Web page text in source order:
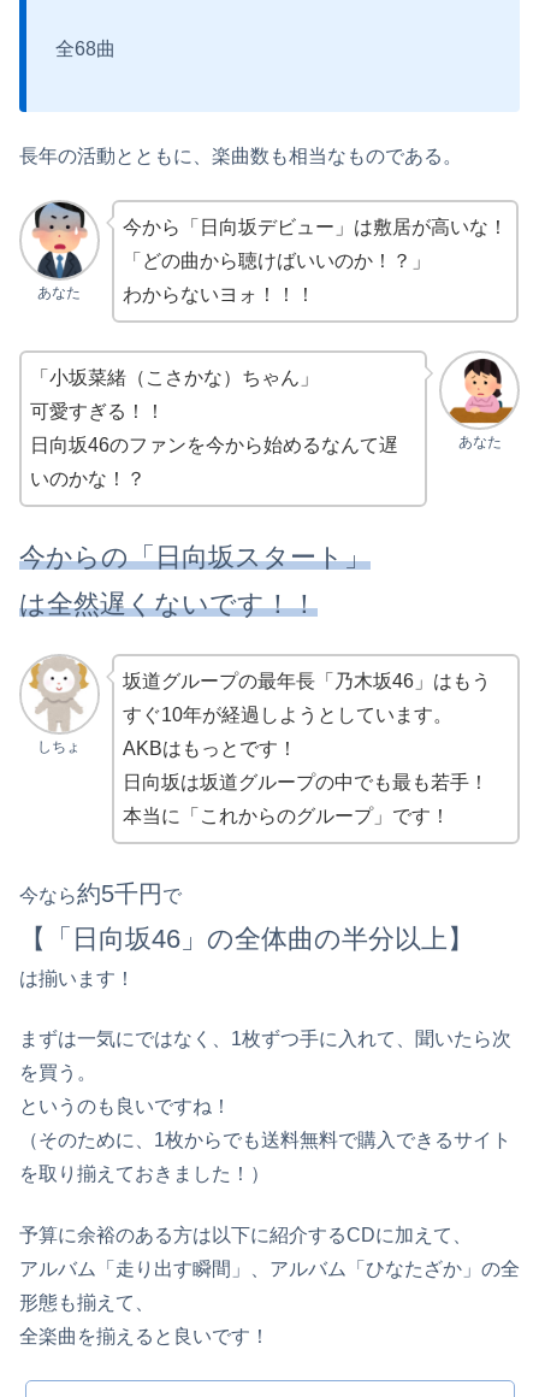
全68曲
長年の活動とともに、楽曲数も相当なものである。
あなた
今から「日向坂デビュー」は敷居が高いな！
「どの曲から聴けばいいのか！？」
わからないヨォ！！！
あなた
「小坂菜緒（こさかな）ちゃん」
可愛すぎる！！
日向坂46のファンを今から始めるなんて遅
いのかな！？
今からの「日向坂スタート」
は全然遅くないです！！
しちょ
坂道グループの最年長「乃木坂46」はもう
すぐ10年が経過しようとしています。
AKBはもっとです！
日向坂は坂道グループの中でも最も若手！
本当に「これからのグループ」です！
今なら約5千円 で
【「日向坂46」の全体曲の半分以上】
は揃います！
まずは一気にではなく、1枚ずつ手に入れて、聞いたら次
を買う。
というのも良いですね！
（そのために、1枚からでも送料無料で購入できるサイト
を取り揃えておきました！）
予算に余裕のある方は以下に紹介するCDに加えて、
アルバム「走り出す瞬間」、アルバム「ひなたざか」の全
形態も揃えて、
全楽曲を揃えると良いです！